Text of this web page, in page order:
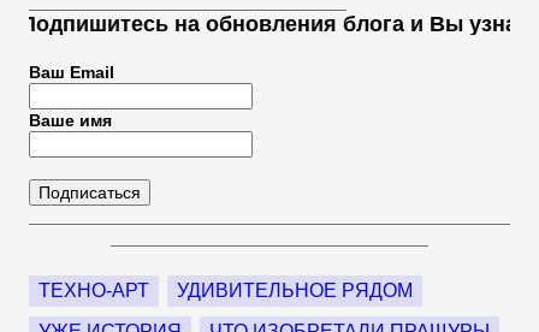
на обновления блога и Вы узнаете
Ваш Email
Ваше имя
ТЕХНО-АРТ
УДИВИТЕЛЬНОЕ РЯДОМ